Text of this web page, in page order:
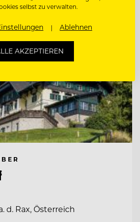
d. Rax, Österreich
selbst zu verwalten.
Ablehnen
AKZEPTIEREN